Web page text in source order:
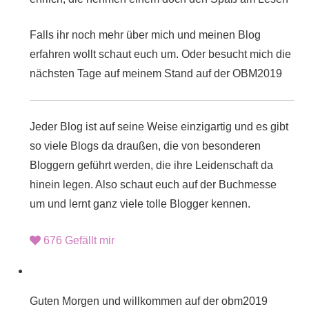
Falls ihr noch mehr über mich und meinen Blog
erfahren wollt schaut euch um. Oder besucht mich die
nächsten Tage auf meinem Stand auf der OBM2019
Jeder Blog ist auf seine Weise einzigartig und es gibt
so viele Blogs da draußen, die von besonderen
Bloggern geführt werden, die ihre Leidenschaft da
hinein legen. Also schaut euch auf der Buchmesse
um und lernt ganz viele tolle Blogger kennen.
676 Gefällt mir
Guten Morgen und willkommen auf der obm2019